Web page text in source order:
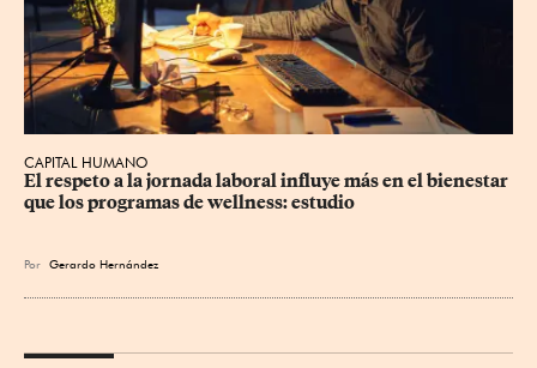
CAPITAL HUMANO
El respeto a la jornada laboral influye más en el bienestar
que los programas de wellness: estudio
Por Gerardo Hernández